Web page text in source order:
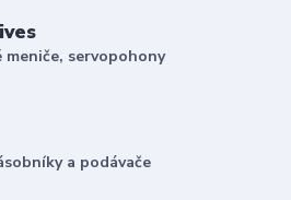
meniče, servopohony
a podávače